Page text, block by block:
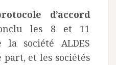
d’accord
les 8 et 11
société ALDES
part, et les sociétés